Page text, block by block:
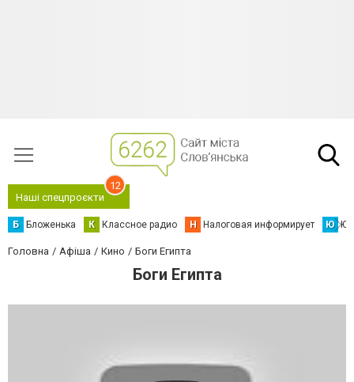
Наші спецпроєкти
12
Б Бложенька К Классное радио Н Налоговая информирует Ю
Головна Афіша Кино Боги Египта
Боги Египта